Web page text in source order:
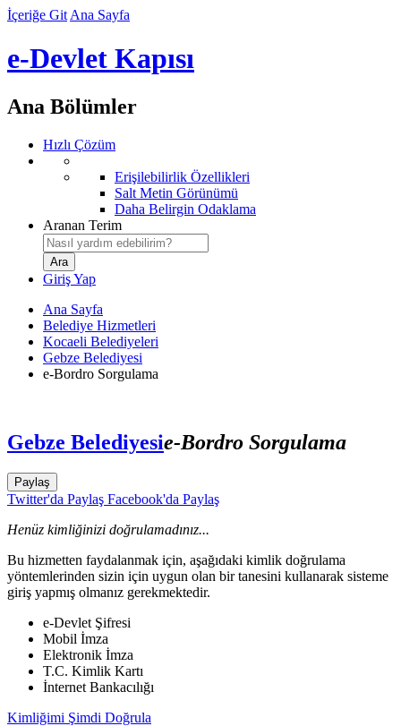
İçeriğe Git Ana Sayfa
e-Devlet Kapısı
Ana Bölümler
Hızlı Çözüm
Erişilebilirlik Özellikleri
Salt Metin Görünümü
Daha Belirgin Odaklama
Aranan Terim
Giriş Yap
Ana Sayfa
Belediye Hizmetleri
Kocaeli Belediyeleri
Gebze Belediyesi
e-Bordro Sorgulama
Gebze Belediyesie-Bordro Sorgulama
Paylaş
Twitter'da Paylaş Facebook'da Paylaş
Henüz kimliğinizi doğrulamadınız...
Bu hizmetten faydalanmak için, aşağıdaki kimlik doğrulama
yöntemlerinden sizin için uygun olan bir tanesini kullanarak sisteme
giriş yapmış olmanız gerekmektedir.
e-Devlet Şifresi
Mobil İmza
Elektronik İmza
T.C. Kimlik Kartı
İnternet Bankacılığı
Kimliğimi Şimdi Doğrula